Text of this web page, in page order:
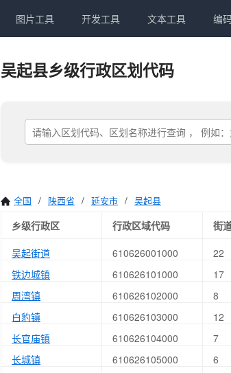
图片工具 开发工具 文本工具 编
吴起县乡级行政区划代码
全国 / 陕西省 / 延安市 / 吴起县
乡级行政区 行政区域代码
街
吴起街道
610626001000
22
铁边城镇
610626101000
17
周湾镇
610626102000
8
白豹镇
610626103000
12
长官庙镇
610626104000
7
长城镇
610626105000
6